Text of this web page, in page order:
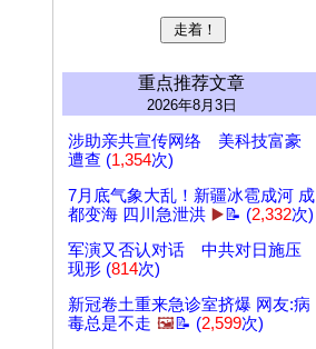
重点推荐文章
2026年8月3日
涉助亲共宣传网络 美科技富豪
遭查 (1,354次)
7月底气象大乱！新疆冰雹成河 成
都变海 四川急泄洪 ▶️📝 (2,332次)
军演又否认对话 中共对日施压
现形 (814次)
新冠卷土重来急诊室挤爆 网友:病
毒总是不走 🖼️📝 (2,599次)